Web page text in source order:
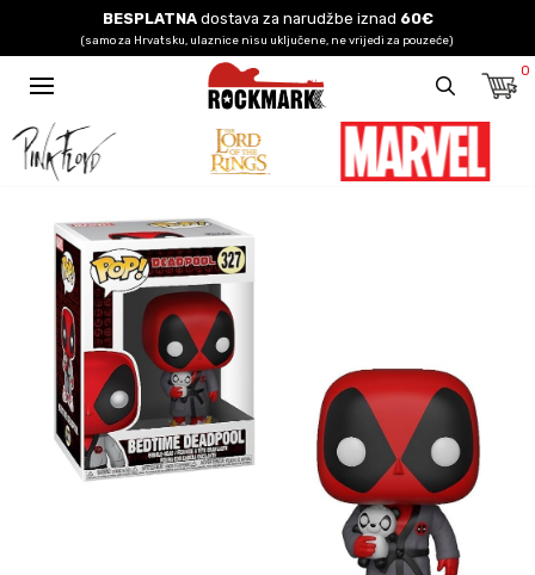
BESPLATNAdostava za narudžbe iznad 60€
(samo za Hrvatsku, ulaznice nisu uključene, ne vrijedi za pouzeće)
0